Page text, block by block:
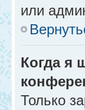
или
Когда я
Только